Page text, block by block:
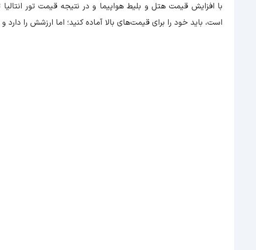
با افزایش قیمت هتل و بلیط هواپیما و در نتیجه قیمت تور
است، باید خود را برای قیمت‌های بالا آماده کنید؛ اما ارزشش را دارد